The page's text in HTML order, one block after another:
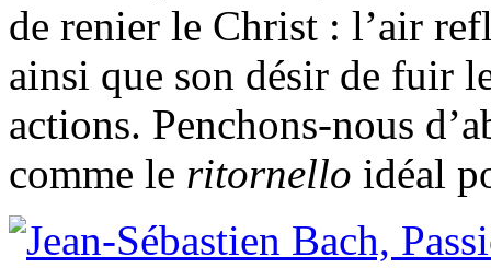
de renier le Christ : l’air
ainsi que son désir de fuir
actions. Penchons-nous
comme le ritornello idéal